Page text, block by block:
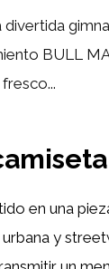
divertida
BULL
en una
y